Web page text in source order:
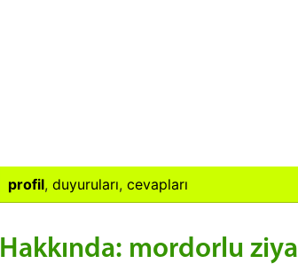
profil, duyuruları, cevapları
Hakkında: mordorlu ziya